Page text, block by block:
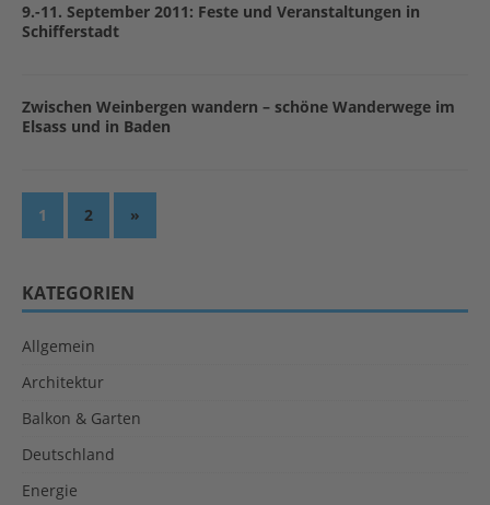
9.-11. September 2011: Feste und Veranstaltungen in
Schifferstadt
Zwischen Weinbergen wandern – schöne Wanderwege im
Elsass und in Baden
1 2 »
KATEGORIEN
Allgemein
Architektur
Balkon & Garten
Deutschland
Energie